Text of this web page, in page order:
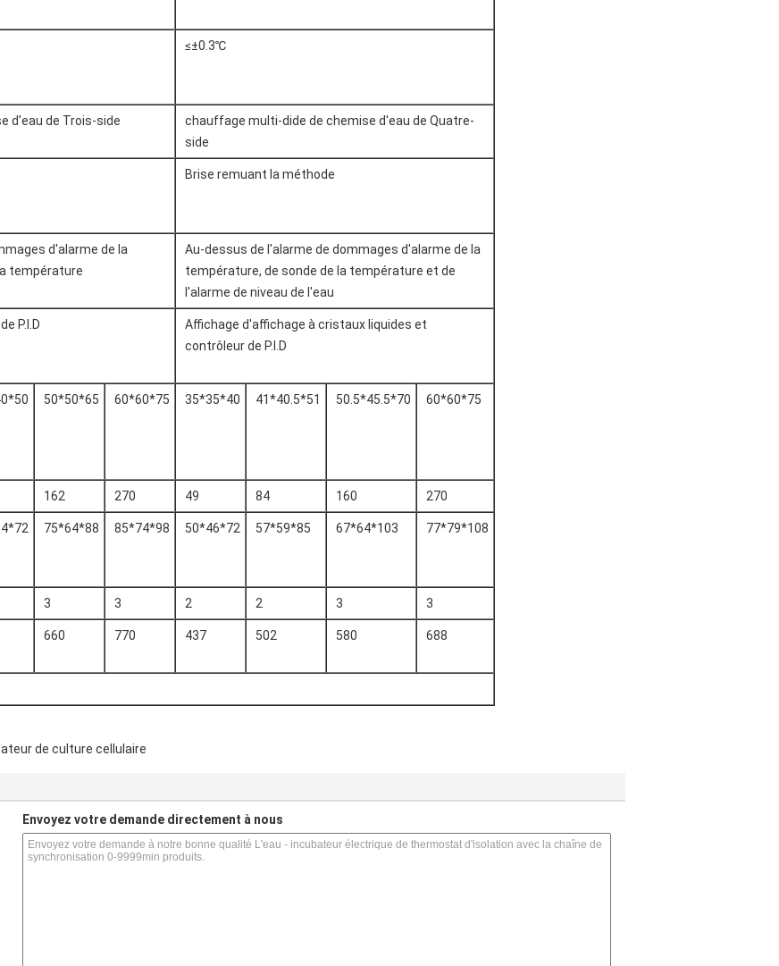
≤±0.3℃
d'eau de Trois-side
chauffage multi-dide de chemise d'eau de Quatre-
side
Brise remuant la méthode
d'alarme de la
température
Au-dessus de l'alarme de dommages d'alarme de la
température, de sonde de la température et de
l'alarme de niveau de l'eau
P.I.D
Affichage d'affichage à cristaux liquides et
contrôleur de P.I.D
50*50*65 60*60*75 35*35*40 41*40.5*51 50.5*45.5*70 60*60*75
162 270 49 84 160 270
75*64*88 85*74*98 50*46*72 57*59*85 67*64*103 77*79*108
3 3 2 2 3 3
660 770 437 502 580 688
de culture cellulaire
Envoyez votre demande directement à nous